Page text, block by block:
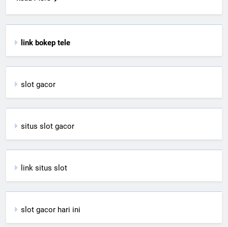
link bokep tele
slot gacor
situs slot gacor
link situs slot
slot gacor hari ini